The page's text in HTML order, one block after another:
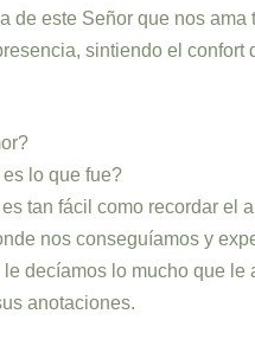
de este Señor que nos ama
sintiendo el
lo que fue?
tan fácil como recordar el
nos conseguíamos y
decíamos lo mucho que
anotaciones.